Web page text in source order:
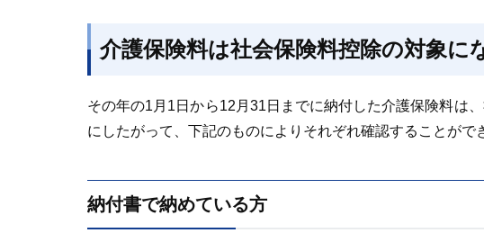
介護保険料は社会保険料控除の対象に
その年の1月1日から12月31日までに納付した介護保険料は
にしたがって、下記のものによりそれぞれ確認することがで
納付書で納めている方